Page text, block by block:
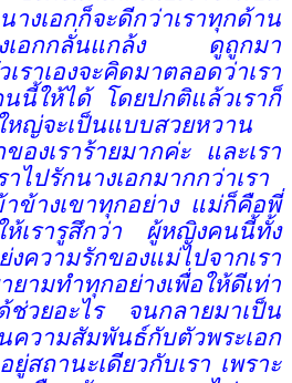
งเอกก็จะดีกว่าเราทุกด้าน
างเอกกลั่นแกล้ง ดูถูกมา
าเองจะคิดมาตลอดว่าเรา
นี้ให้ได้ โดยปกติแล้วเราก็
หญ่จะเป็นแบบสวยหวาน
องเราร้ายมากค่ะ และเรา
ไปรักนางเอกมากกว่าเรา
าข้างเขาทุกอย่าง แม่ก็คือพี่
เรารูสึกว่า ผู้หญิงคนนี้ทั้ง
ความรักของแม่ไปจากเรา
ทำทุกอย่างเพื่อให้ดีเท่า
วยอะไร จนกลายมาเป็น
วามสัมพันธ์กับตัวพระเอก
ยู่สถานะเดียวกับเรา เพราะ